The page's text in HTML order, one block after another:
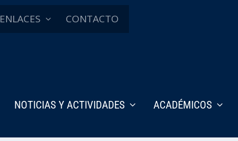
ENLACES CONTACTO
NOTICIAS Y ACTIVIDADES ACADÉMICOS